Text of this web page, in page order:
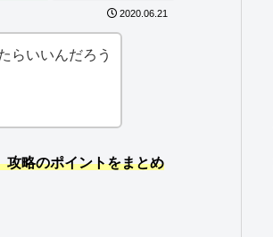
2020.06.21
らいいんだろう
攻略のポイントをまとめ